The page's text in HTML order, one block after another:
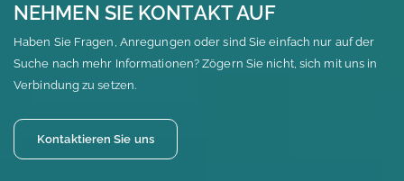
NEHMEN SIE KONTAKT AUF
Haben Sie Fragen, Anregungen oder sind Sie einfach nur auf der
Suche nach mehr Informationen? Zögern Sie nicht, sich mit uns in
Verbindung zu setzen.
Kontaktieren Sie uns